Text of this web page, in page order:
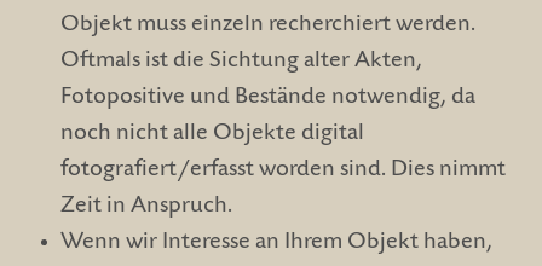
Objekt muss einzeln recherchiert werden.
Oftmals ist die Sichtung alter Akten,
Fotopositive und Bestände notwendig, da
noch nicht alle Objekte digital
fotografiert/erfasst worden sind. Dies nimmt
Zeit in Anspruch.
Wenn wir Interesse an Ihrem Objekt haben,